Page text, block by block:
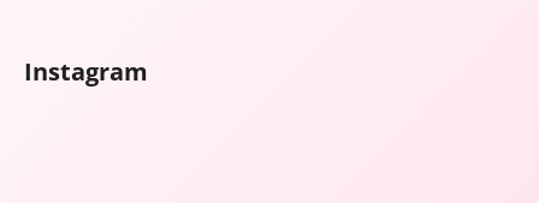
Instagram